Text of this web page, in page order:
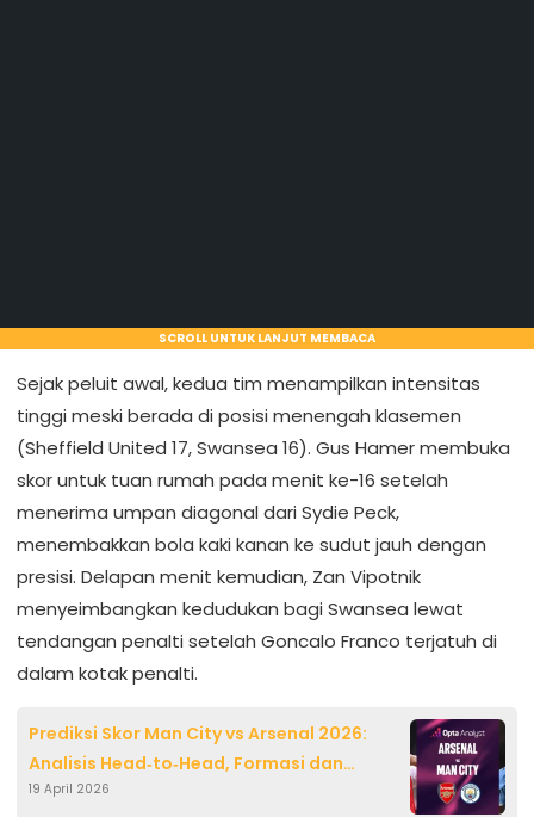
SCROLL UNTUK LANJUT MEMBACA
Sejak peluit awal, kedua tim menampilkan intensitas
tinggi meski berada di posisi menengah klasemen
(Sheffield United 17, Swansea 16). Gus Hamer membuka
skor untuk tuan rumah pada menit ke-16 setelah
menerima umpan diagonal dari Sydie Peck,
menembakkan bola kaki kanan ke sudut jauh dengan
presisi. Delapan menit kemudian, Zan Vipotnik
menyeimbangkan kedudukan bagi Swansea lewat
tendangan penalti setelah Goncalo Franco terjatuh di
dalam kotak penalti.
Prediksi Skor Man City vs Arsenal 2026:
Analisis Head‑to‑Head, Formasi dan
Peluang Juara Premier League
19 April 2026